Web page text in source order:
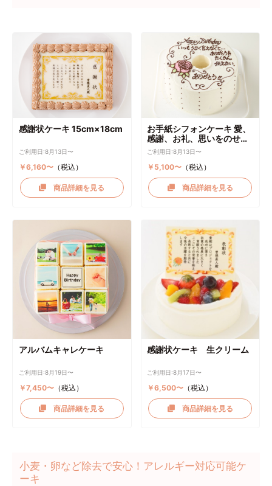
感謝状ケーキ 15cm×18cm
ご利用日:8月13日〜
￥6,160〜（税込）
商品詳細を見る
お手紙シフォンケーキ 愛、
感謝、お礼、思いをのせて
直径17cm
ご利用日:8月13日〜
￥5,100〜 （税込）
商品詳細を見る
アルバムキャレケーキ
ご利用日:8月19日〜
￥7,450〜（税込）
商品詳細を見る
感謝状ケーキ 生クリーム
ご利用日:8月17日〜
￥6,500〜 （税込）
商品詳細を見る
小麦・卵など除去で安心！アレルギー対応可能ケ
ーキ